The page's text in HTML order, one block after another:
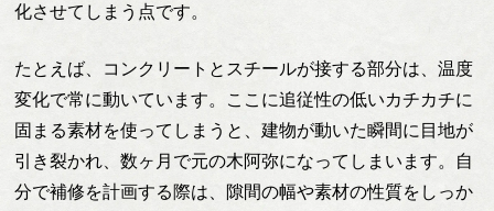
化させてしまう点です。
たとえば、コンクリートとスチールが接する部分は、温度
変化で常に動いています。ここに追従性の低いカチカチに
固まる素材を使ってしまうと、建物が動いた瞬間に目地が
引き裂かれ、数ヶ月で元の木阿弥になってしまいます。自
分で補修を計画する際は、隙間の幅や素材の性質をしっか